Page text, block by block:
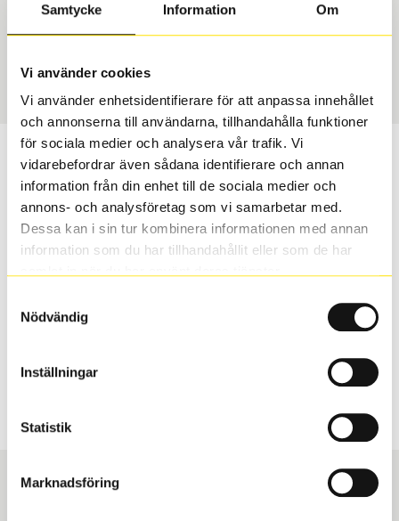
Samtycke Information Om
Vi använder cookies
Vi använder enhetsidentifierare för att anpassa innehållet
och annonserna till användarna, tillhandahålla funktioner
för sociala medier och analysera vår trafik. Vi
vidarebefordrar även sådana identifierare och annan
information från din enhet till de sociala medier och
annons- och analysföretag som vi samarbetar med.
Dessa kan i sin tur kombinera informationen med annan
information som du har tillhandahållit eller som de har
Nödvändig
Inställningar
Statistik
Marknadsföring
Däcktyp
Sommar
Däckstorlek
245/40 R 19 98Y
3407
Passar detta däck min bil?
Ange registreringsnummer för att se om det däck du
valt passar din bilmodell. Om du köper däck som skall
sättas på dina befintliga fälgar, se till att kolla en extra
inte vara samma dimension som bilen hade ut från